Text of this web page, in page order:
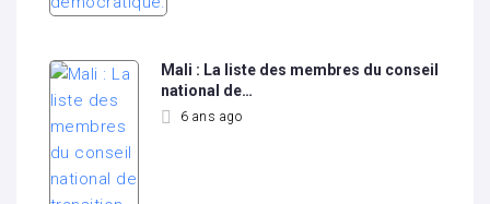
Mali : La liste des membres du conseil
national de…
6 ans ago